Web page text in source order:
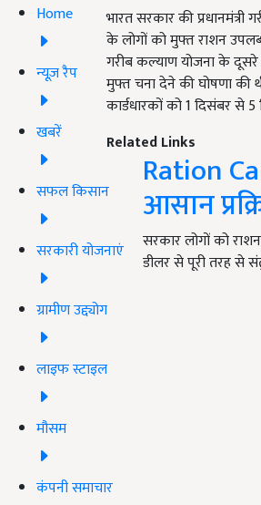
Home
न्यूज़ रैप
खबरें
सफल किसान
सरकारी योजनाएं
ग्रामीण उद्द्योग
लाइफ स्टाइल
मौसम
कंपनी समाचार
भारत सरकार की
के लोगों को मुफ्त राशन
गरीब कल्याण योजना के दूसरे
मुफ्त चना देने की घोषणा की
कार्डधारकों को 1 दिसंबर से
Related Links
Ration
आसान
सरकार लोगों को
डीलर से पूरी तरह से